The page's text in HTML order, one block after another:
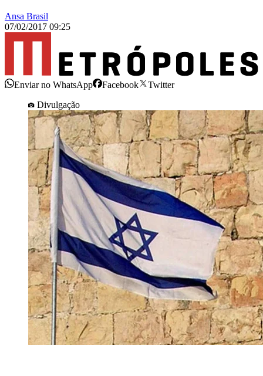
Ansa Brasil
07/02/2017 09:25
Enviar no WhatsApp Facebook
Twitter
Divulgação